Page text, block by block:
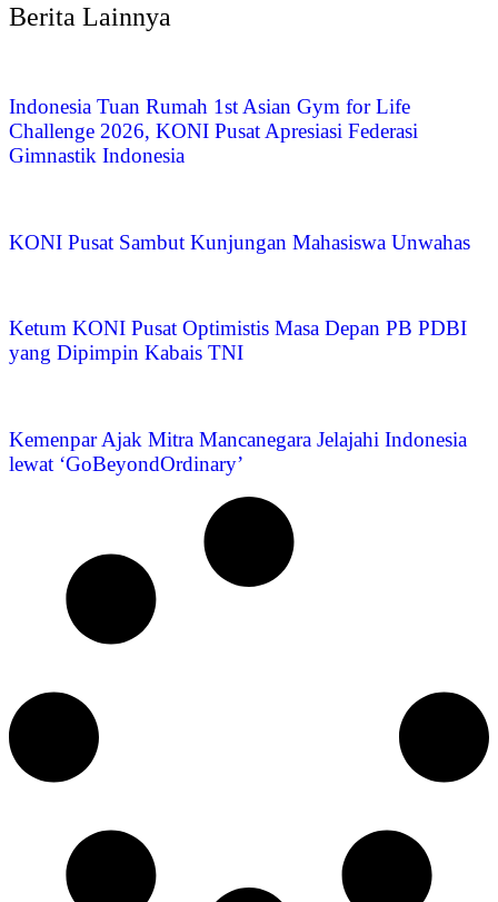
Berita Lainnya
Indonesia Tuan Rumah 1st Asian Gym for Life
Challenge 2026, KONI Pusat Apresiasi Federasi
Gimnastik Indonesia
KONI Pusat Sambut Kunjungan Mahasiswa Unwahas
Ketum KONI Pusat Optimistis Masa Depan PB PDBI
yang Dipimpin Kabais TNI
Kemenpar Ajak Mitra Mancanegara Jelajahi Indonesia
lewat ‘GoBeyondOrdinary’